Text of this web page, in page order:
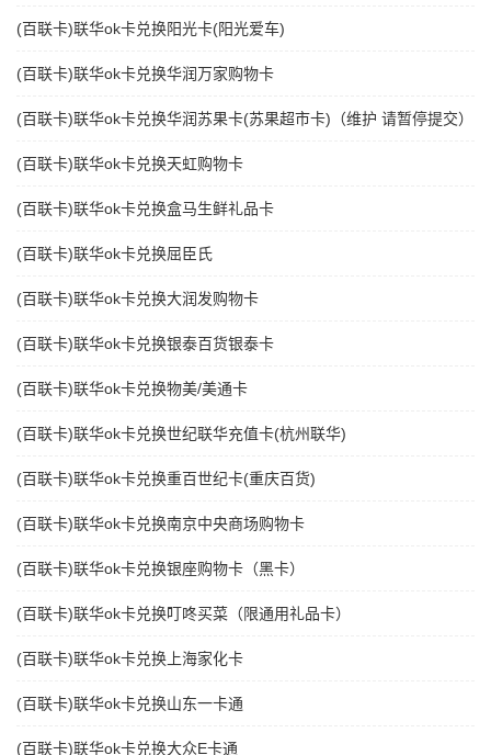
(百联卡)联华ok卡兑换阳光卡(阳光爱车)
(百联卡)联华ok卡兑换华润万家购物卡
(百联卡)联华ok卡兑换华润苏果卡(苏果超市卡)（维护 请暂停提交）
(百联卡)联华ok卡兑换天虹购物卡
(百联卡)联华ok卡兑换盒马生鲜礼品卡
(百联卡)联华ok卡兑换屈臣氏
(百联卡)联华ok卡兑换大润发购物卡
(百联卡)联华ok卡兑换银泰百货银泰卡
(百联卡)联华ok卡兑换物美/美通卡
(百联卡)联华ok卡兑换世纪联华充值卡(杭州联华)
(百联卡)联华ok卡兑换重百世纪卡(重庆百货)
(百联卡)联华ok卡兑换南京中央商场购物卡
(百联卡)联华ok卡兑换银座购物卡（黑卡）
(百联卡)联华ok卡兑换叮咚买菜（限通用礼品卡）
(百联卡)联华ok卡兑换上海家化卡
(百联卡)联华ok卡兑换山东一卡通
(百联卡)联华ok卡兑换大众E卡通